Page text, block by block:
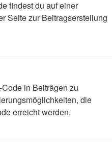
findest du auf einer
Seite zur Beitragserstellung
in Beiträgen zu
die
erreicht werden.